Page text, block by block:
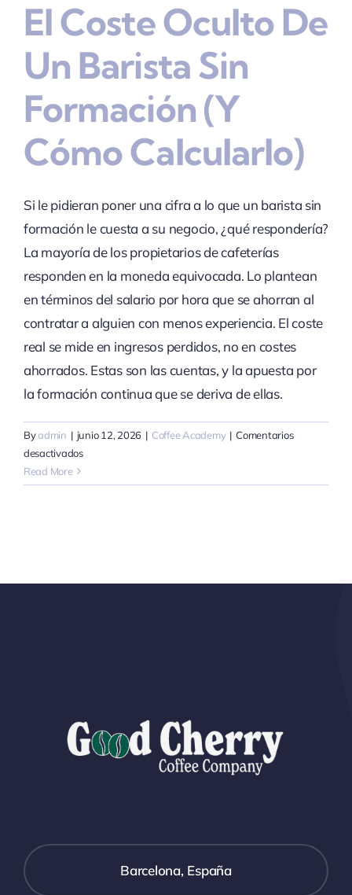
El Coste Oculto De
Un Barista Sin
Formación (y
Cómo Calcularlo)
Si le pidieran poner una cifra a lo que un barista sin
formación le cuesta a su negocio, ¿qué respondería?
La mayoría de los propietarios de cafeterías
responden en la moneda equivocada. Lo plantean
en términos del salario por hora que se ahorran al
contratar a alguien con menos experiencia. El coste
real se mide en ingresos perdidos, no en costes
ahorrados. Estas son las cuentas, y la apuesta por
la formación continua que se deriva de ellas.
Byadmin | junio 12, 2026 | Coffee Academy | Comentarios
desactivadosen
coste
Read More
Barcelona, España